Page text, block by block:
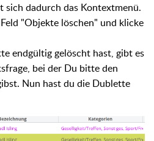
sich dadurch das Kontextmenü.
"Objekte löschen" und klicke
endgültig gelöscht hast, gibt es
bei der Du bitte den
Nun hast du die Dublette